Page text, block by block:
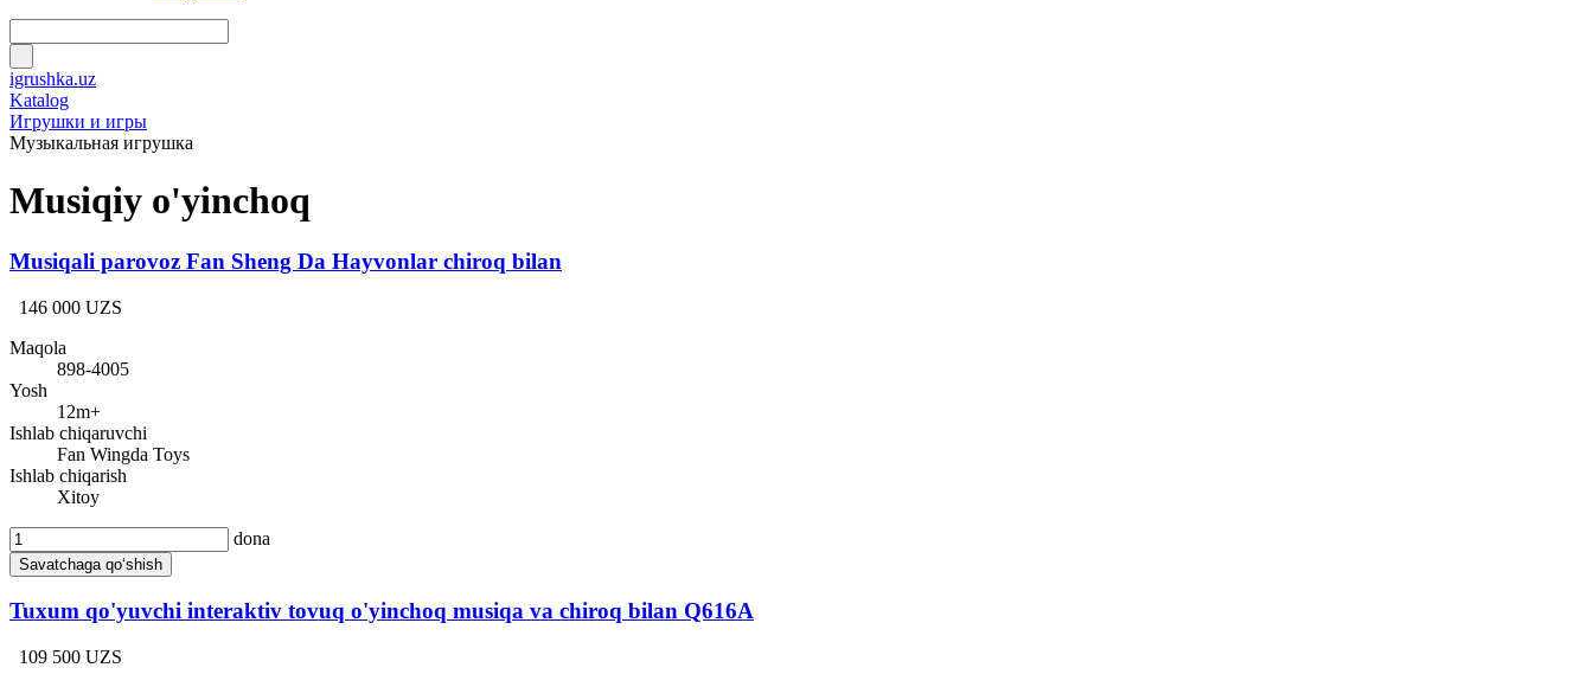
igrushka.uz
Katalog
Игрушки и игры
Музыкальная игрушка
Musiqiy o'yinchoq
Musiqali parovoz Fan Sheng Da Hayvonlar chiroq bilan
146 000 UZS
Maqola
898-4005
Yosh
12m+
Ishlab chiqaruvchi
Fan Wingda Toys
Ishlab chiqarish
Xitoy
dona
Savatchaga qo‘shish
Tuxum qo'yuvchi interaktiv tovuq o'yinchoq musiqa va chiroq bilan Q616A
109 500 UZS